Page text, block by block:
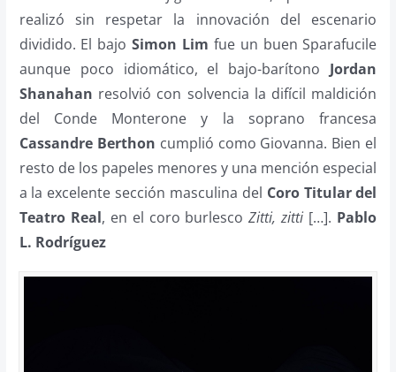
realizó sin respetar la innovación del escenario
dividido. El bajoSimon Lim fue un buen Sparafucile
aunque poco idiomático, el bajo-barítonoJordan
Shanahan resolvió con solvencia la difícil maldición
del Conde Monterone y la soprano francesa
Cassandre Berthon cumplió como Giovanna. Bien el
resto de los papeles menores y una mención especial
a la excelente sección masculina del Coro Titular del
Teatro Real, en el coro burlescoZitti, zitti […]. Pablo
L. Rodríguez